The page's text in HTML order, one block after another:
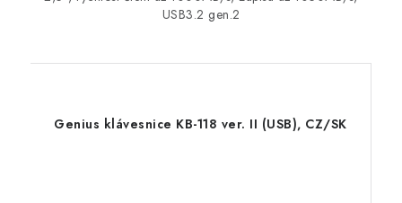
USB3.2 gen.2
Genius klávesnice KB-118 ver. II (USB), CZ/SK